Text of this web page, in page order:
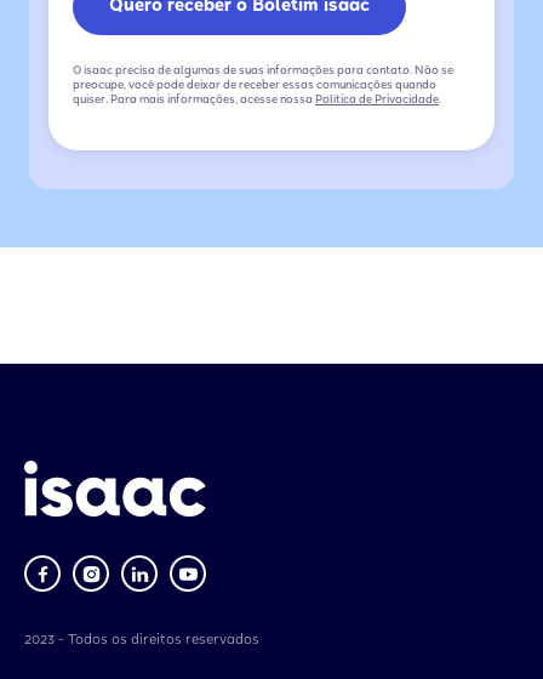
O isaac precisa de algumas de suas informações para contato. Não se
preocupe, você pode deixar de receber essas comunicações quando
quiser. Para mais informações, acesse nossa Política de Privacidade.
2023 - Todos os direitos reservados